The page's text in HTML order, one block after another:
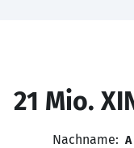
21 Mio.
Nachname: A